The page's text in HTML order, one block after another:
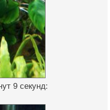
9 секунд: